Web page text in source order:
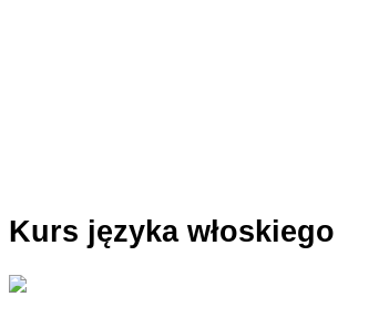
Kurs języka włoskiego